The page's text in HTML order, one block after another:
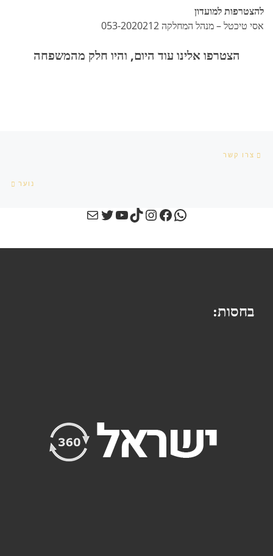
להצטרפות למועדון
אסי טיכטל – מנהל המחלקה 053-2020212
הצטרפו אלינו עוד היום, והיו חלק מהמשפחה
ניווט בפוסטים
צרו קשר
נוער
WhatsApp
Facebook
Instagram
TikTok
YouTube
Twitter
Mail
בחסות: